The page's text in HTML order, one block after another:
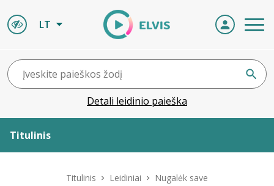
LT
Detali leidinio paieška
Titulinis
Titulinis Leidiniai Nugalėk save